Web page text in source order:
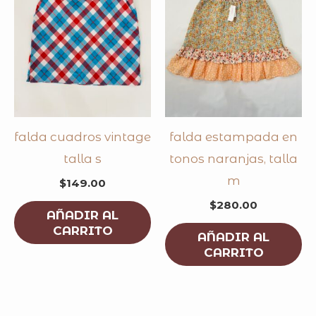
falda cuadros vintage
talla s
$149.00
AÑADIR AL
CARRITO
falda estampada en
tonos naranjas, talla
m
$280.00
AÑADIR AL
CARRITO